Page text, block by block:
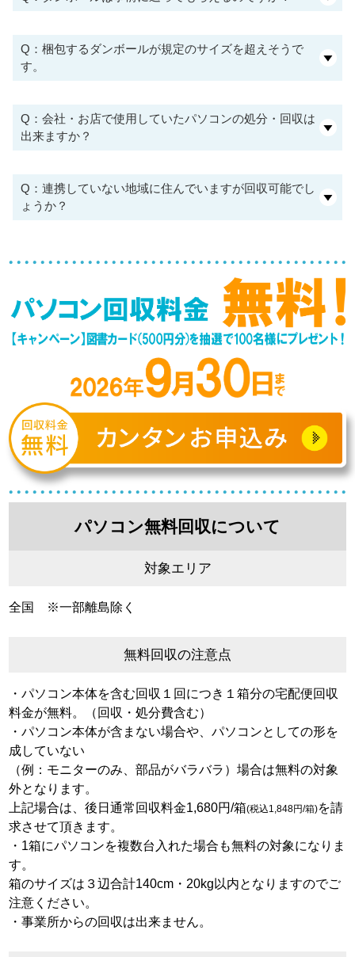
Q：梱包するダンボールが規定のサイズを超えそうで
す。
Q：会社・お店で使用していたパソコンの処分・回収は
出来ますか？
Q：連携していない地域に住んでいますが回収可能でし
ょうか？
パソコン無料回収について
対象エリア
全国 ※一部離島除く
無料回収の注意点
・パソコン本体を含む回収１回につき１箱分の宅配便回収
料金が無料。（回収・処分費含む）
・パソコン本体が含まない場合や、パソコンとしての形を
成していない
（例：モニターのみ、部品がバラバラ）場合は無料の対象
外となります。
上記場合は、後日通常回収料金1,680円/箱(税込1,848円/箱)を請
求させて頂きます。
・1箱にパソコンを複数台入れた場合も無料の対象になりま
す。
箱のサイズは３辺合計140cm・20kg以内となりますのでご
注意ください。
・事業所からの回収は出来ません。